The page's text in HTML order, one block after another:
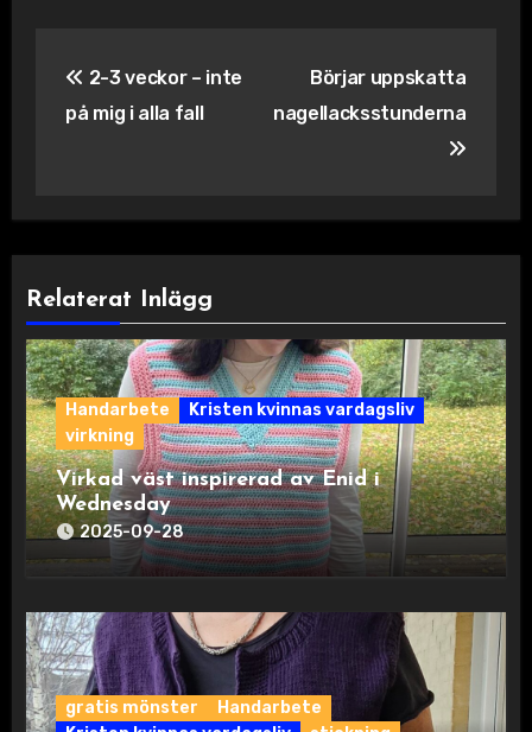
2-3 veckor – inte
på mig i alla fall
Börjar uppskatta
nagellacksstunderna
Relaterat Inlägg
Handarbete
Kristen kvinnas vardagsliv
virkning
Virkad väst inspirerad av Enid i
Wednesday
2025-09-28
gratis mönster
Handarbete